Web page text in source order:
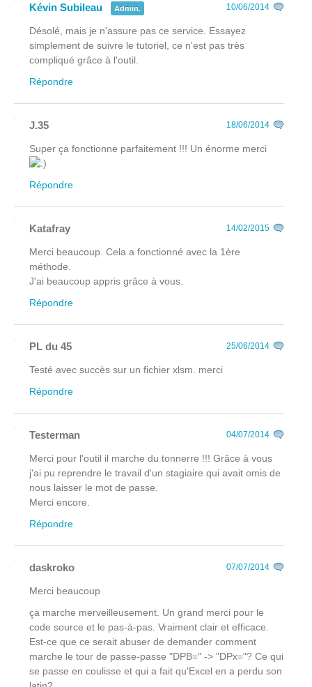
Kévin Subileau Admin. 10/06/2014
Désolé, mais je n'assure pas ce service. Essayez
simplement de suivre le tutoriel, ce n'est pas très
compliqué grâce à l'outil.
Répondre
J.35 18/06/2014
Super ça fonctionne parfaitement !!! Un énorme merci
Répondre
Katafray 14/02/2015
Merci beaucoup. Cela a fonctionné avec la 1ère
méthode.
J'ai beaucoup appris grâce à vous.
Répondre
PL du 45 25/06/2014
Testé avec succès sur un fichier xlsm. merci
Répondre
Testerman 04/07/2014
Merci pour l'outil il marche du tonnerre !!! Grâce à vous
j'ai pu reprendre le travail d'un stagiaire qui avait omis de
nous laisser le mot de passe.
Merci encore.
Répondre
daskroko 07/07/2014
Merci beaucoup
ça marche merveilleusement. Un grand merci pour le
code source et le pas-à-pas. Vraiment clair et efficace.
Est-ce que ce serait abuser de demander comment
marche le tour de passe-passe "DPB=" -> "DPx="? Ce qui
se passe en coulisse et qui a fait qu'Excel en a perdu son